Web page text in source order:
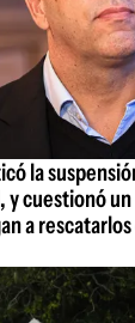
la
y cuestionó
a